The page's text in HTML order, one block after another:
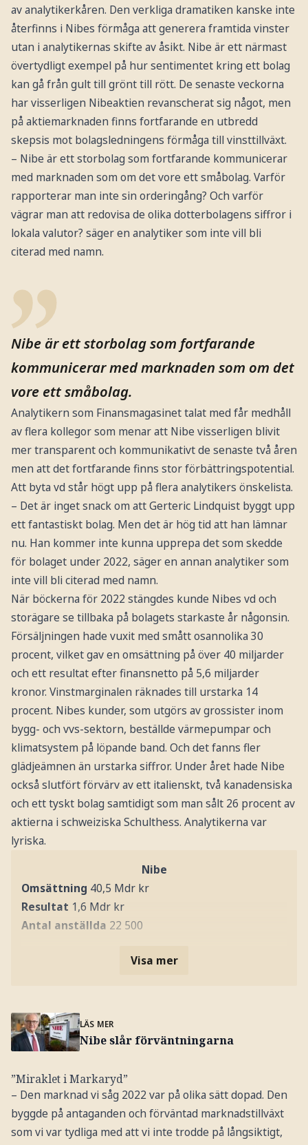
av analytikerkåren. Den verkliga dramatiken kanske inte
återfinns i Nibes förmåga att generera framtida vinster
utan i analytikernas skifte av åsikt. Nibe är ett närmast
övertydligt exempel på hur sentimentet kring ett bolag
kan gå från gult till grönt till rött. De senaste veckorna
har visserligen Nibeaktien revanscherat sig något, men
på aktiemarknaden finns fortfarande en utbredd
skepsis mot bolagsledningens förmåga till vinsttillväxt.
– Nibe är ett storbolag som fortfarande kommunicerar
med marknaden som om det vore ett småbolag. Varför
rapporterar man inte sin orderingång? Och varför
vägrar man att redovisa de olika dotterbolagens siffror i
lokala valutor? säger en analytiker som inte vill bli
citerad med namn.
Nibe är ett storbolag som fortfarande
kommunicerar med marknaden som om det
vore ett småbolag.
Analytikern som Finansmagasinet talat med får medhåll
av flera kollegor som menar att Nibe visserligen blivit
mer transparent och kommunikativt de senaste två åren
men att det fortfarande finns stor förbättringspotential.
Att byta vd står högt upp på flera analytikers önskelista.
– Det är inget snack om att Gerteric Lindquist byggt upp
ett fantastiskt bolag. Men det är hög tid att han lämnar
nu. Han kommer inte kunna upprepa det som skedde
för bolaget under 2022, säger en annan analytiker som
inte vill bli citerad med namn.
När böckerna för 2022 stängdes kunde Nibes vd och
storägare se tillbaka på bolagets starkaste år någonsin.
Försäljningen hade vuxit med smått osannolika 30
procent, vilket gav en omsättning på över 40 miljarder
och ett resultat efter finansnetto på 5,6 miljarder
kronor. Vinstmarginalen räknades till urstarka 14
procent. Nibes kunder, som utgörs av grossister inom
bygg- och vvs-sektorn, beställde värmepumpar och
klimatsystem på löpande band. Och det fanns fler
glädjeämnen än urstarka siffror. Under året hade Nibe
också slutfört förvärv av ett italienskt, två kanadensiska
och ett tyskt bolag samtidigt som man sålt 26 procent av
aktierna i schweiziska Schulthess. Analytikerna var
lyriska.
Nibe
Omsättning 40,5 Mdr kr
Resultat 1,6 Mdr kr
Antal anställda 22 500
Visa mer
LÄS MER
Nibe slår förväntningarna
”Miraklet i Markaryd”
– Den marknad vi såg 2022 var på olika sätt dopad. Den
byggde på antaganden och förväntad marknadstillväxt
som vi var tydliga med att vi inte trodde på långsiktigt,